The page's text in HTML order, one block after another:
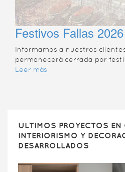
Festivos Fallas 2026
Informamos a nuestros
permanecerá cerrada por
Leer más
ULTIMOS PROYECTOS EN
INTERIORISMO Y
DESARROLLADOS